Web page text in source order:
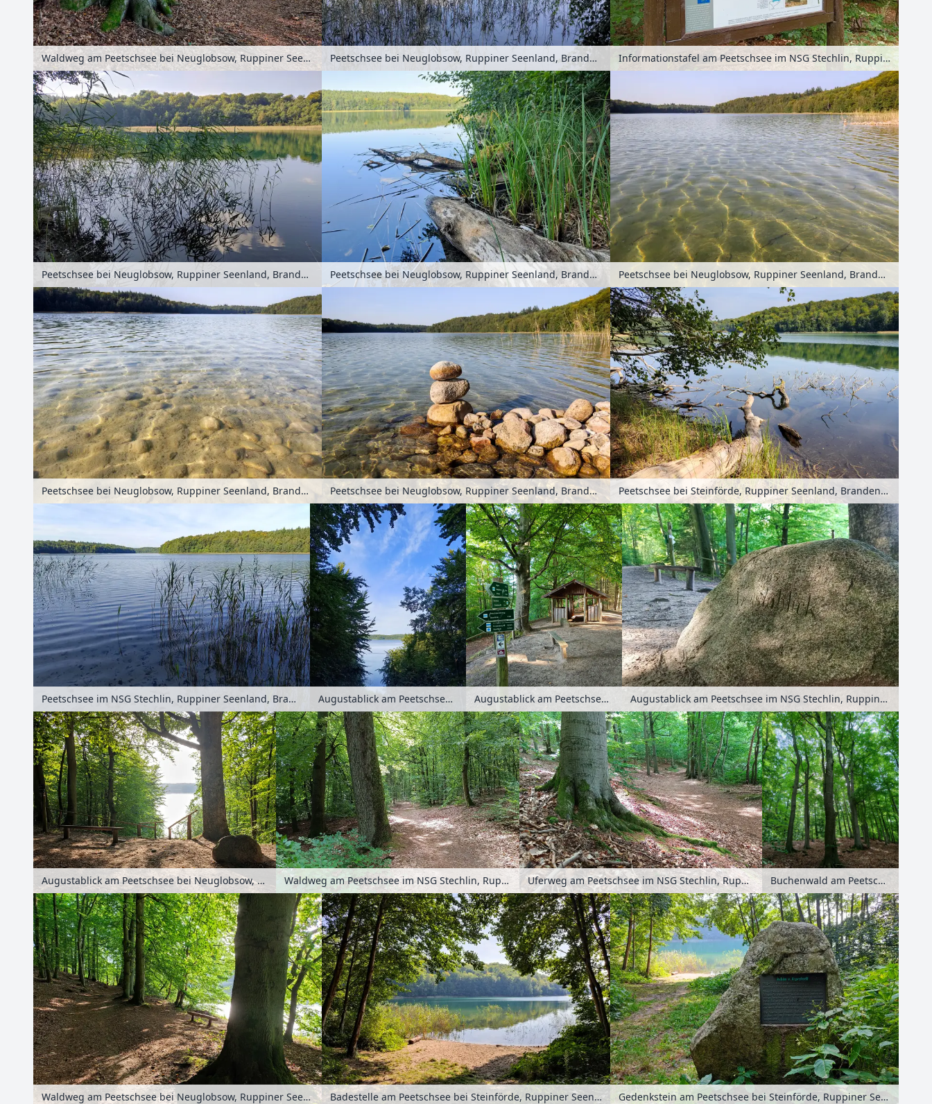
Waldweg am Peetschsee bei Neuglobsow, Ruppiner Seenland, Brandenburg, Deutschland Peetschsee bei Neuglobsow, Ruppiner Seenland, Brandenburg, Deutschland Informationstafel am Peetschsee im NSG Stechlin, Ruppiner Seenland, Brandenburg, Deutschland
Peetschsee bei Neuglobsow, Ruppiner Seenland, Brandenburg, Deutschland Peetschsee bei Neuglobsow, Ruppiner Seenland, Brandenburg, Deutschland Peetschsee bei Neuglobsow, Ruppiner Seenland, Brandenburg, Deutschland
Peetschsee bei Neuglobsow, Ruppiner Seenland, Brandenburg, Deutschland Peetschsee bei Neuglobsow, Ruppiner Seenland, Brandenburg, Deutschland Peetschsee bei Steinförde, Ruppiner Seenland, Brandenburg, Deutschland
Peetschsee im NSG Stechlin, Ruppiner Seenland, Brandenburg, Deutschland Augustablick am Peetschsee im NSG Stechlin, Ruppiner Seenland, Brandenburg, Deutschland Augustablick am Peetschsee im NSG Stechlin, Ruppiner Seenland, Brandenburg, Deutschland Augustablick am Peetschsee im NSG Stechlin, Ruppiner Seenland, Brandenburg, Deutschland
Augustablick am Peetschsee bei Neuglobsow, Ruppiner Seenland, Brandenburg, Deutschland Waldweg am Peetschsee im NSG Stechlin, Ruppiner Seenland, Brandenburg, Deutschland Uferweg am Peetschsee im NSG Stechlin, Ruppiner Seenland, Brandenburg, Deutschland Buchenwald am Peetschsee im NSG Stechlin, Ruppiner Seenland, Brandenburg, Deutschland
Waldweg am Peetschsee bei Neuglobsow, Ruppiner Seenland, Brandenburg, Deutschland Badestelle am Peetschsee bei Steinförde, Ruppiner Seenland, Brandenburg, Deutschland Gedenkstein am Peetschsee bei Steinförde, Ruppiner Seenland, Brandenburg, Deutschland